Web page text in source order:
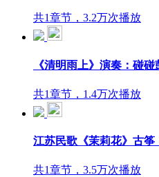
共1章节，3.2万次播放
《清明雨上》演奏：碰碰
共1章节，1.4万次播放
江苏民歌《茉莉花》古筝
共1章节，3.5万次播放